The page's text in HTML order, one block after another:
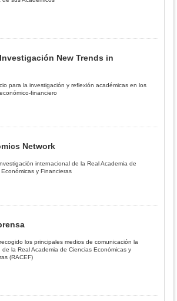
New Trends in
para la investigación y reflexión académicas en los
financiero
Network
internacional de la Real Academia de
y Financieras
los principales medios de comunicación la
de la Real Academia de Ciencias Económicas y
(RACEF)